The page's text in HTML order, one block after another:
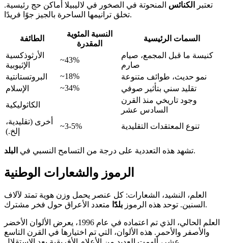
تعتبر الكنائس المنحوتة في الصخور في لاليبيلا أماكن حج رئيسية.
تخلق ترانيمها الساحرة بالجيز جوًا فريدًا.
الطائفة
النسبة المئوية
المقدرة
السمات الرئيسية
الأرثوذكسية
الإثيوبية
~43%
كنيسة ما قبل المجمع، صيام
صارم
البروتستانتية
~18%
نمو حديث، طوائف متنوعة
الإسلام
~34%
تقليد سني بتأثير صوفي
الكاثوليكية
وجود تاريخي منذ القرن
السادس عشر
أخرى (تقليدية،
إلخ.)
~3-5% تنوع المعتقدات التقليدية
تشهد هذه التعددية على درجة من التسامح النسبي في البلد .
الرموز والشعارات الوطنية
العلم، النشيد، الشعارات: كل عنصر يحمل وزن هوية تمتد لآلاف
السنين. توحد هذه الرموز بلدًا متعدد الأعراق حول فخر مشترك.
العلم الحالي، الذي تم اعتماده في عام 1996، يعرض الألوان الأخضر
والأصفر والأحمر. هذه الألوان، التي تم اختيارها في القرن التاسع